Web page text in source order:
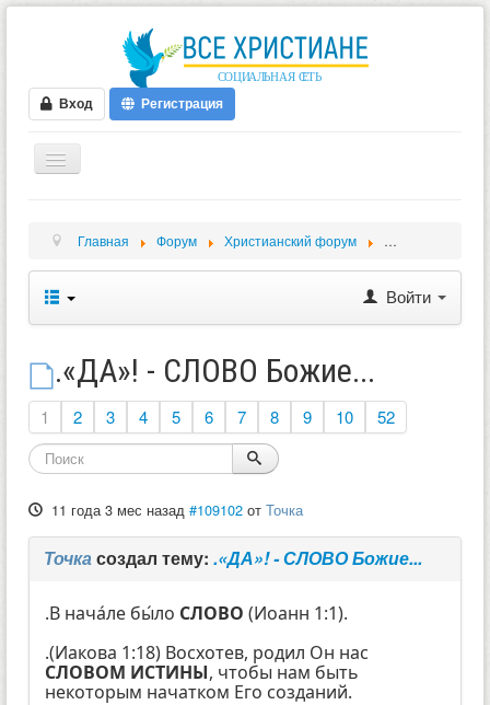
Вход Регистрация
ФОРУМ
ВИДЕО
БЛОГИ
МУЗЫКА
БИБЛИЯ
ОПРОСЫ
НОВОСТИ
Главная Форум Христианский форум Христианские
Войти
.«ДА»! - СЛОВО Божие...
1 2 3 4 5 6 7 8 9 10 52
11 года 3 мес назад #109102 отТочка
Точкасоздал тему: .«ДА»! - СЛОВО Божие...
.В нача́ле бы́ло СЛОВО (Иоанн 1:1).
.(Иакова 1:18) Восхотев, родил Он нас
СЛОВОМ ИСТИНЫ, чтобы нам быть
некоторым начатком Его созданий.